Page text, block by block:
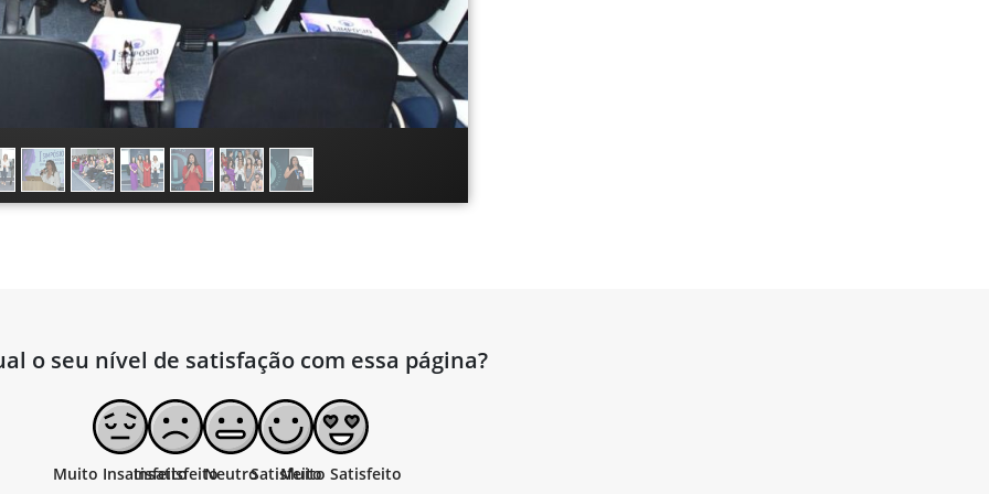
o seu nível de satisfação com essa página?